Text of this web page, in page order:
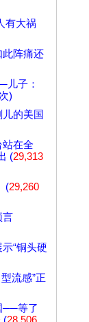
有大祸
此阵痛还
儿子：
次)
的美国
站在全
(29,313
(29,260
言
“铜头硬
流感”正
──等了
(28,506